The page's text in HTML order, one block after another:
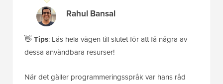
Rahul Bansal
👋Tips: Läs hela vägen till slutet för att få några av
dessa användbara resurser!
När det gäller programmeringsspråk var hans råd